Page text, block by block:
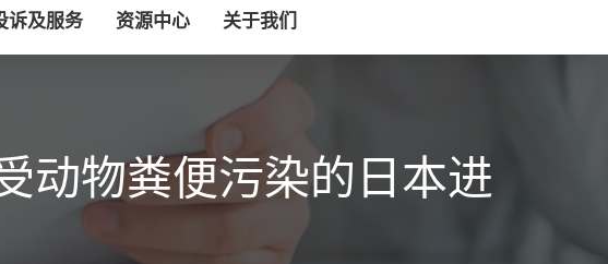
诉及服务 资源中心 关于我们
动物粪便污染的日本进